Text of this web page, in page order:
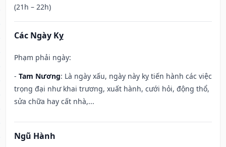
(21h – 22h)
Các Ngày Kỵ
Phạm phải ngày:
- Tam Nương: Là ngày xấu, ngày này kỵ tiến hành các việc
trọng đại như khai trương, xuất hành, cưới hỏi, động thổ,
sửa chữa hay cất nhà,...
Ngũ Hành